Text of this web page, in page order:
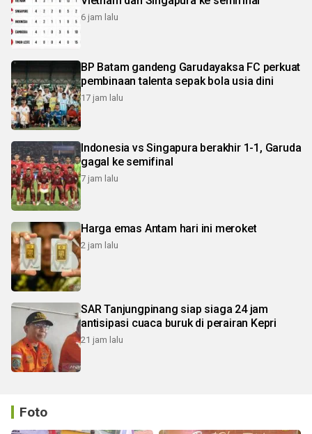
6 jam lalu
BP Batam gandeng Garudayaksa FC perkuat
pembinaan talenta sepak bola usia dini
17 jam lalu
Indonesia vs Singapura berakhir 1-1, Garuda
gagal ke semifinal
7 jam lalu
Harga emas Antam hari ini meroket
2 jam lalu
SAR Tanjungpinang siap siaga 24 jam
antisipasi cuaca buruk di perairan Kepri
21 jam lalu
Foto